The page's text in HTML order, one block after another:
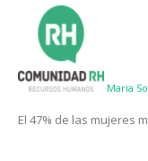
Maria
El 47% de las mujeres